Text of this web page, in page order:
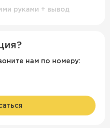
руками + вывод
нам по номеру: